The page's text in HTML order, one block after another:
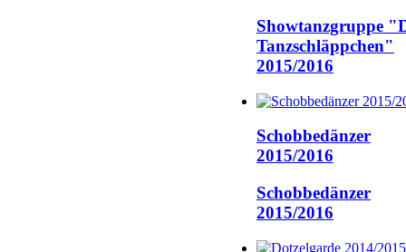
Showtanzgruppe
Tanzschläppchen"
2015/2016
Schobbedänzer
2015/2016
Schobbedänzer
2015/2016